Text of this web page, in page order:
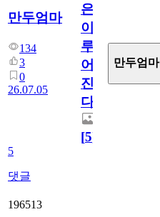
만두엄마
134
3
0
26.07.05
5
댓글
은
이
루
어
진
다.
[5]
만두엄마
196513